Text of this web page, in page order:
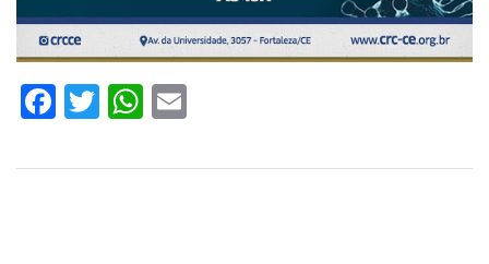
Facebook
TwitterWhatsApp